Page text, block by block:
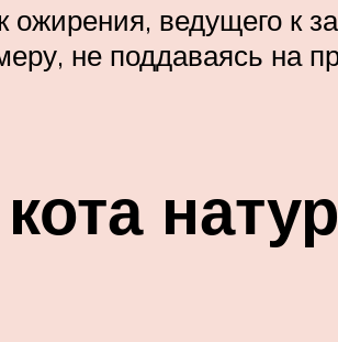
ожирения, ведущего к
не поддаваясь на